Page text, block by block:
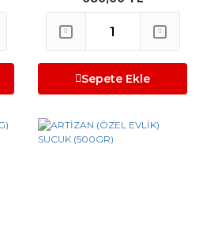
Sepete Ekle